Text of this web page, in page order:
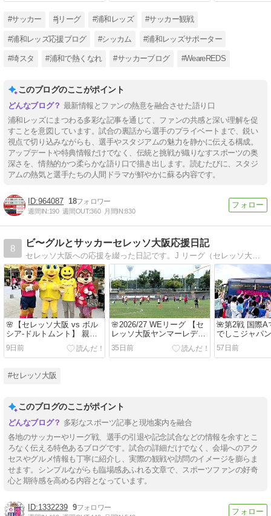
#サッカー #jリーグ #浦和レッズ #サッカー観戦
#浦和レッズ応援ブログ #シッカム #浦和レッズサポーター
#埼スタ #浦和で熱くなれ #サッカーブログ #WeareREDS
このブログのここがポイント
最新情報とファンの熱意を融合させた語り口
浦和レッズにまつわる多彩な記事を通じて、ファンの共感と深い理解を促
すことを意図しています。試合の裏話から選手のプライベートまで、鋭い
視点で切り込みながらも、選手やスタジアムの魅力を静かに伝える構成。
アップデートや特典情報だけでなく、伝統と挑戦が織りなすスポーツの奥
深さを、情熱的かつ柔らかな語り口で描き出します。読むたびに、スタジ
アムの熱気と選手たちの人間ドラマが鮮やかに蘇る内容です。
964087 18
週間IN:190 週間OUT:360 月間IN:830
8
ビ〜グルとサッカーセレッソ大阪応援日記
🌸【セレッソ大阪 vs ボル
シア-ドルトムント】 親善
試合《 CEREZO OSAKA
GLOBAL CHALLENGE
-2026- 》 に行って来まし
9日前
🌸2026/27 WEリーグ 【セ
レッソ大阪ヤンマーレディ
ース】チーム始動日（練習
公開）に行って来ました。
35日前
🌺第2戦 国際A
でしこジャパ
代表) vs 南ア
表 】～ 2026
『J-GREEN堺
57日前
#セレッソ大阪
このブログのここがポイント
多彩なスポーツ記事と現地案内を融合
各地のサッカーやリーグ戦、選手の引退や記念試合などの情報を余すとこ
ろなく伝える特色あるブログです。試合の詳細だけでなく、会場へのアク
セスやグルメ情報も丁寧に紹介し、実際の観戦や訪問のイメージを膨らま
せます。シンプルながらも臨場感あふれる文章で、スポーツファンの好奇
心と期待感を高める内容となっています。
1332239 9